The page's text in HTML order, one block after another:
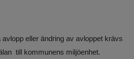
eller ändring av avloppet krävs
till kommunens miljöenhet.